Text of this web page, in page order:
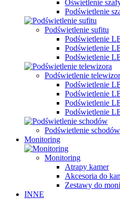
Oświetlenie
Podświetlenie
Podświetlenie sufitu
Podświetlenie
Podświetlenie
Podświetlenie
Podświetlenie
Podświetlenie
Podświetlenie
Podświetlenie
Podświetlenie
Podświetlenie schodów
Monitoring
Monitoring
Atrapy kamer
Akcesoria do
Zestawy do
INNE